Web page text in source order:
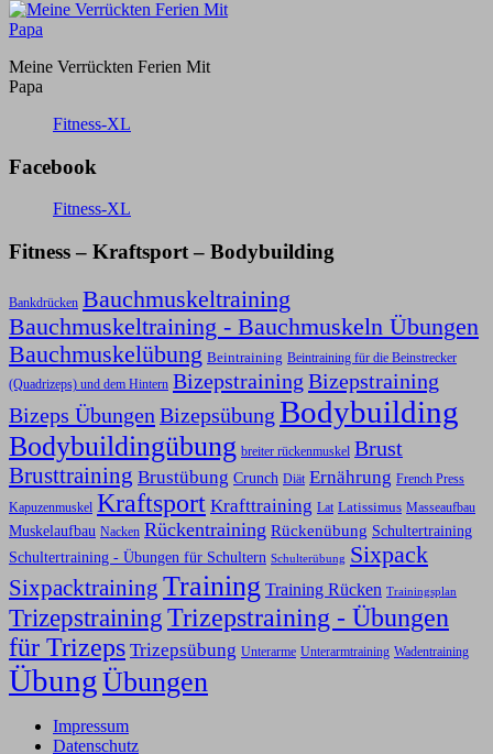
Meine Verrückten Ferien Mit
Papa
Fitness-XL
Facebook
Fitness-XL
Fitness – Kraftsport – Bodybuilding
Bankdrücken Bauchmuskeltraining
Bauchmuskeltraining - Bauchmuskeln Übungen
Bauchmuskelübung Beintraining Beintraining für die Beinstrecker
(Quadrizeps) und dem Hintern Bizepstraining Bizepstraining
Bizeps Übungen Bizepsübung Bodybuilding
Bodybuildingübung breiter rückenmuskel Brust
Brusttraining Brustübung Crunch Diät Ernährung French Press
Kapuzenmuskel Kraftsport Krafttraining Lat Latissimus Masseaufbau
Muskelaufbau Nacken Rückentraining Rückenübung Schultertraining
Schultertraining - Übungen für Schultern Schulterübung Sixpack
Sixpacktraining Training Training Rücken Trainingsplan
TrizepstrainingTrizepstraining - Übungen
für Trizeps Trizepsübung Unterarme Unterarmtraining Wadentraining
ÜbungÜbungen
Impressum
Datenschutz